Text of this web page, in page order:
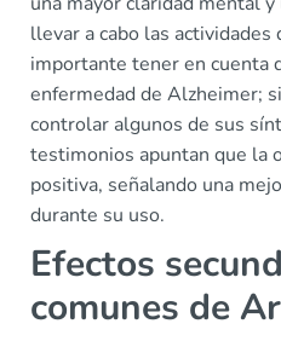
llevar a cabo las actividades
importante tener en cuenta
enfermedad de Alzheimer;
controlar algunos de sus
testimonios apuntan que la
positiva, señalando una
durante su uso.
Efectos
comunes de